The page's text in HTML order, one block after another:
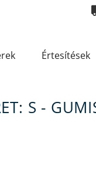
Értesítések
S -